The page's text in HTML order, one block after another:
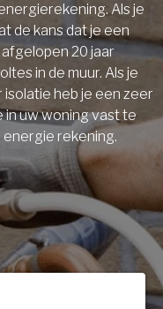
Als je
de kans dat je een
20 jaar
in de muur. Als je
heb je een zeer
uw woning vast te
rekening.